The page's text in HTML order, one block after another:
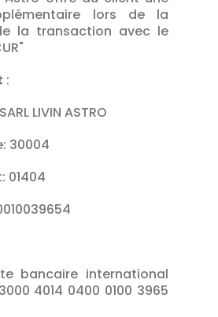
lors de la
la transaction avec le
:
LIVIN ASTRO
30004
01404
bancaire international
4014 0400 0100 3965